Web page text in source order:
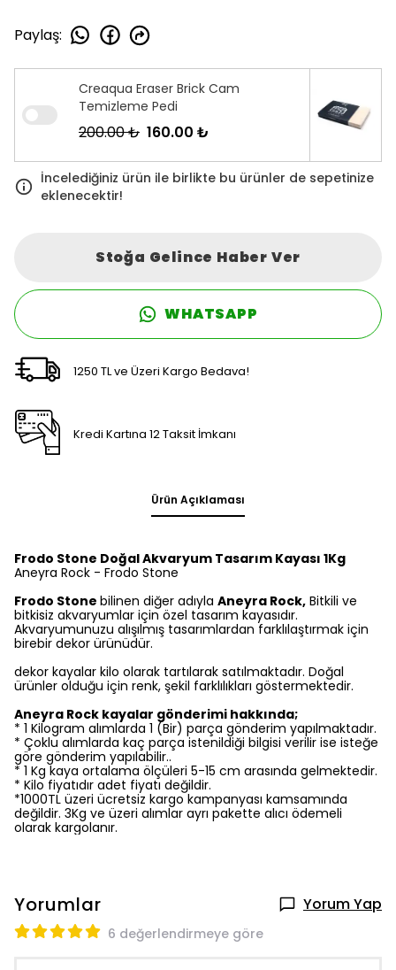
Paylaş:
Creaqua Eraser Brick Cam
Temizleme Pedi
200.00 ₺ 160.00 ₺
İncelediğiniz ürün ile birlikte bu ürünler de sepetinize
eklenecektir!
Stoğa Gelince Haber Ver
WHATSAPP
1250 TL ve Üzeri Kargo Bedava!
Kredi Kartına 12 Taksit İmkanı
Ürün Açıklaması
Frodo Stone Doğal Akvaryum Tasarım Kayası 1Kg
Aneyra Rock - Frodo Stone
Frodo Stone bilinen diğer adıyla Aneyra Rock, Bitkili ve
bitkisiz akvaryumlar için özel tasarım kayasıdır.
Akvaryumunuzu alışılmış tasarımlardan farklılaştırmak için
birebir dekor ürünüdür.
dekor kayalar kilo olarak tartılarak satılmaktadır. Doğal
ürünler olduğu için renk, şekil farklılıkları göstermektedir.
Aneyra Rock kayalar gönderimi hakkında;
* 1 Kilogram alımlarda 1 (Bir) parça gönderim yapılmaktadır.
* Çoklu alımlarda kaç parça istenildiği bilgisi verilir ise isteğe
göre gönderim yapılabilir..
* 1 Kg kaya ortalama ölçüleri 5-15 cm arasında gelmektedir.
* Kilo fiyatıdır adet fiyatı değildir.
*1000TL üzeri ücretsiz kargo kampanyası kamsamında
değildir. 3Kg ve üzeri alımlar ayrı pakette alıcı ödemeli
olarak kargolanır.
Yorumlar Yorum Yap
6 değerlendirmeye göre